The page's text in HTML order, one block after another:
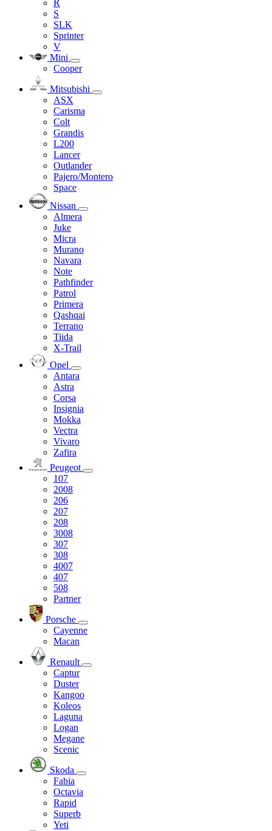
R
S
SLK
Sprinter
V
Mini
Cooper
Mitsubishi
ASX
Carisma
Colt
Grandis
L200
Lancer
Outlander
Pajero/Montero
Space
Nissan
Almera
Juke
Micra
Murano
Navara
Note
Pathfinder
Patrol
Primera
Qashqai
Terrano
Tiida
X-Trail
Opel
Antara
Astra
Corsa
Insignia
Mokka
Vectra
Vivaro
Zafira
Peugeot
107
2008
206
207
208
3008
307
308
4007
407
508
Partner
Porsche
Cayenne
Macan
Renault
Captur
Duster
Kangoo
Koleos
Laguna
Logan
Megane
Scenic
Skoda
Fabia
Octavia
Rapid
Superb
Yeti